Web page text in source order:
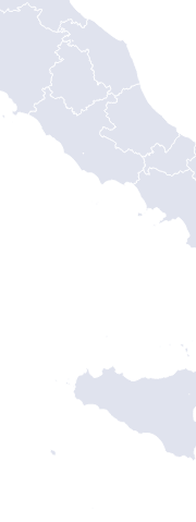
Messina
Napoli
Campobasso
Città del Vaticano
Roma
Ancona
San Marino